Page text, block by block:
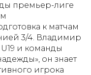
премьер-лиге
к матчам
3/4. ⁠Владимир
и команды
он знает
игрока